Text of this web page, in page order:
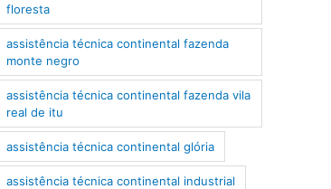
floresta
assistência técnica continental fazenda
monte negro
assistência técnica continental fazenda vila
real de itu
assistência técnica continental glória
assistência técnica continental industrial